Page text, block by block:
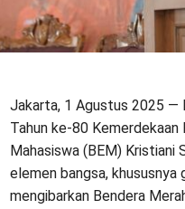
Jakarta, 1 Agustus 2025 —
Tahun ke-80
Mahasiswa (BEM) Kristiani
elemen bangsa, khususnya
mengibarkan Bendera